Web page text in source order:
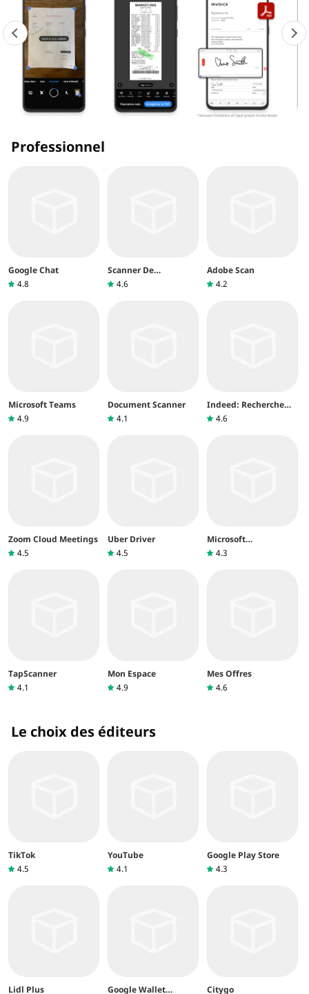
Professionnel
Google Chat
4.8
Scanner De
Documents
4.6
Adobe Scan
4.2
Microsoft Teams
4.9
Document Scanner
4.1
Indeed: Recherche
d’Emploi
4.6
Zoom Cloud Meetings
4.5
Uber Driver
4.5
Microsoft
Authenticator
4.3
TapScanner
4.1
Mon Espace
4.9
Mes Offres
4.6
Le choix des éditeurs
TikTok
4.5
YouTube
4.1
Google Play Store
4.3
Lidl Plus
Google Wallet
Citygo